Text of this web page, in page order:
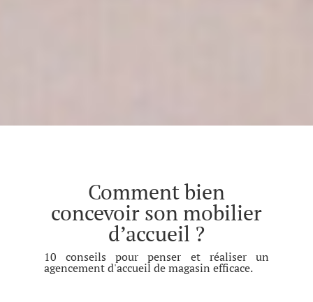
Comment bien
concevoir son mobilier
d’accueil ?
10 conseils pour penser et réaliser un
agencement d'accueil de magasin efficace.